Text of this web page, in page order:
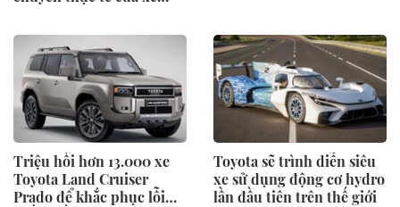
Triệu hồi hơn 13.000 xe
Toyota Land Cruiser
Prado để khắc phục lỗi
Toyota sẽ trình diễn siêu
xe sử dụng động cơ hydro
lần đầu tiên trên thế giới